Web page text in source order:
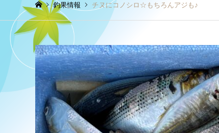
釣果情報 チヌにコノシロ☆もちろんアジも♪